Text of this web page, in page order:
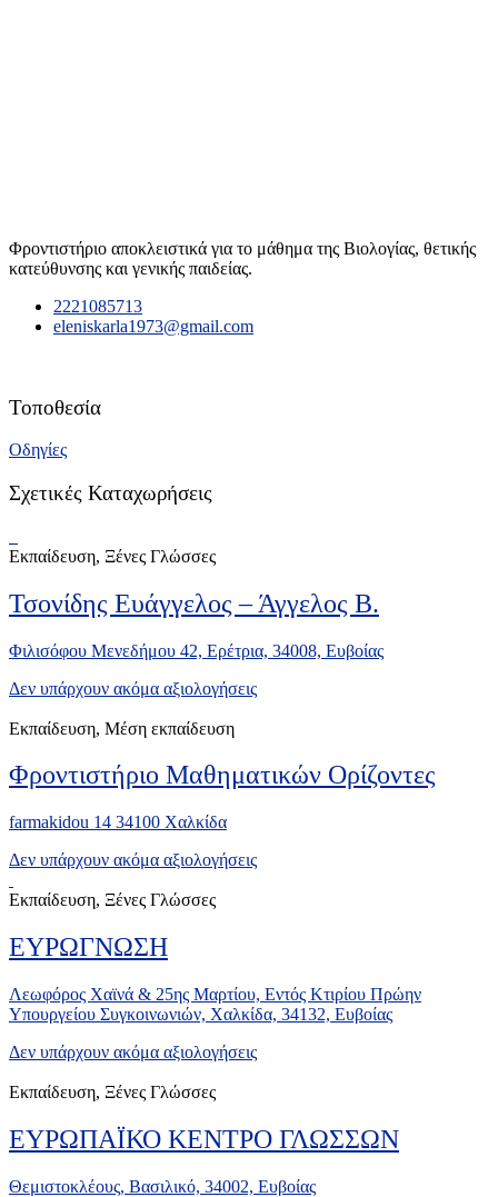
Φροντιστήριο αποκλειστικά για το μάθημα της Βιολογίας, θετικής
κατεύθυνσης και γενικής παιδείας.
2221085713
eleniskarla1973@gmail.com
Τοποθεσία
Οδηγίες
Σχετικές Καταχωρήσεις
Εκπαίδευση, Ξένες Γλώσσες
Τσονίδης Ευάγγελος – Άγγελος Β.
Φιλισόφου Μενεδήμου 42, Ερέτρια, 34008, Ευβοίας
Δεν υπάρχουν ακόμα αξιολογήσεις
Εκπαίδευση, Μέση εκπαίδευση
Φροντιστήριο Μαθηματικών Ορίζοντες
farmakidou 14 34100 Χαλκίδα
Δεν υπάρχουν ακόμα αξιολογήσεις
Εκπαίδευση, Ξένες Γλώσσες
ΕΥΡΩΓΝΩΣΗ
Λεωφόρος Χαϊνά & 25ης Μαρτίου, Εντός Κτιρίου Πρώην
Υπουργείου Συγκοινωνιών, Χαλκίδα, 34132, Ευβοίας
Δεν υπάρχουν ακόμα αξιολογήσεις
Εκπαίδευση, Ξένες Γλώσσες
ΕΥΡΩΠΑΪΚΟ ΚΕΝΤΡΟ ΓΛΩΣΣΩΝ
Θεμιστοκλέους, Βασιλικό, 34002, Ευβοίας